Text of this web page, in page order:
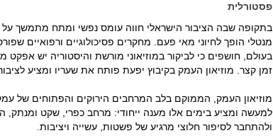
פסטורלית
בתקופה שבה הציבור הישראלי חווה עומס נפשי ומתח מתמשך על
מנטלי הופך לחיוני מאי פעם. מחקרים פסיכולוגיים ורפואיים
בעולם, חושפים כי לביקור במוזיאוני מורשת והיסטוריה יש
זמן קצר. מוזיאון העמק בקיבוץ יפעת פותח את שעריו ומציע
מוזיאון העמק, הממוקם בלב המרחבים הירוקים והפתוחים של
למעשה ומציע בימים אלו מענה ייחודי: מרחב כפרי, שקט
ולהתחבר לסיפור חלוצי מרגיע של פשטות, עשייה ויציבות.